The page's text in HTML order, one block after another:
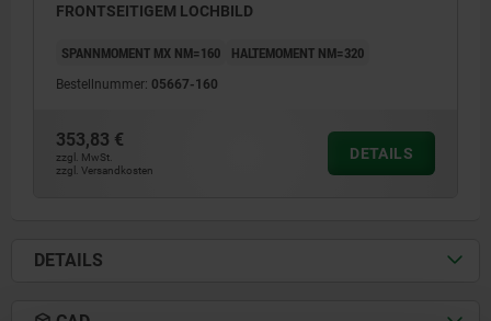
FRONTSEITIGEM LOCHBILD
SPANNMOMENT MX NM=160 HALTEMOMENT NM=320
Bestellnummer: 05667-160
353,83 €
zzgl. MwSt.
zzgl. Versandkosten
DETAILS
DETAILS